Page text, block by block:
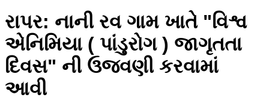
રાપર: નાની રવ ગામ ખાતે "વિશ્વ
એનિમિયા ( પાંડુરોગ ) જાગૃતતા
દિવસ" ની ઉજવણી કરવામાં
આવી